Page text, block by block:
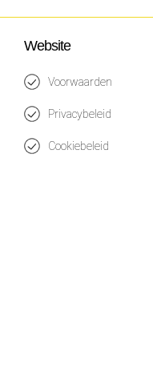
Website
Voorwaarden
Privacybeleid
Cookiebeleid